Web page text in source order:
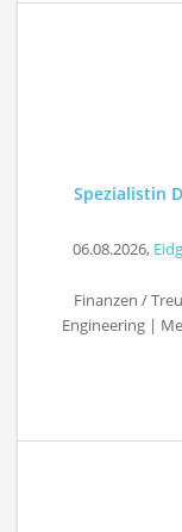
Spezialistin
06.08.2026,
Finanzen /
Engineering |